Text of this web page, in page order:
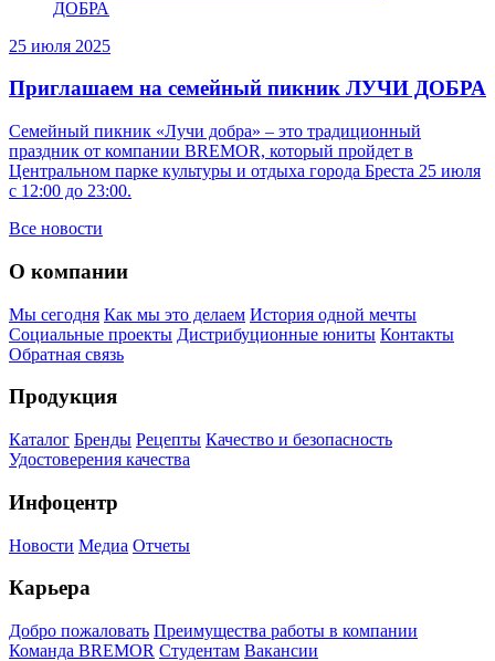
25 июля 2025
Приглашаем на семейный пикник ЛУЧИ ДОБРА
Семейный пикник «Лучи добра» – это традиционный
праздник от компании BREMOR, который пройдет в
Центральном парке культуры и отдыха города Бреста 25 июля
с 12:00 до 23:00.
Все новости
О компании
Мы сегодня Как мы это делаем История одной мечты
Социальные проекты Дистрибуционные юниты Контакты
Обратная связь
Продукция
Каталог Бренды Рецепты Качество и безопасность
Удостоверения качества
Инфоцентр
Новости Медиа Отчеты
Карьера
Добро пожаловать Преимущества работы в компании
Команда BREMOR Студентам Вакансии